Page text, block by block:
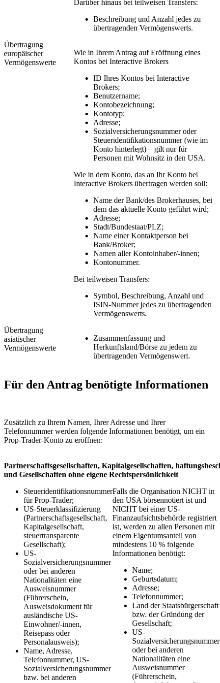
Darüber hinaus bei teilweisen Transfers:
Beschreibung und Anzahl jedes zu
übertragenden Vermögenswerts.
Übertragung
europäischer
Vermögenswerte
Wie in Ihrem Antrag auf Eröffnung eines
Kontos bei Interactive Brokers
ID Ihres Kontos bei Interactive
Brokers;
Benutzername;
Kontobezeichnung;
Kontotyp;
Adresse;
Sozialversicherungsnummer oder
Steueridentifikationsnummer (wie im
Konto hinterlegt) – gilt nur für
Personen mit Wohnsitz in den USA.
Wie in dem Konto, das an Ihr Konto bei
Interactive Brokers übertragen werden soll:
Name der Bank/des Brokerhauses, bei
dem das aktuelle Konto geführt wird;
Adresse;
Stadt/Bundestaat/PLZ;
Name einer Kontaktperson bei
Bank/Broker;
Namen aller Kontoinhaber/-innen;
Kontonummer.
Bei teilweisen Transfers:
Symbol, Beschreibung, Anzahl und
ISIN-Nummer jedes zu übertragenden
Vermögenswerts.
Übertragung
asiatischer
Vermögenswerte
Zusammenfassung und
Herkunftsland/Börse zu jedem zu
übertragenden Vermögenswert.
Für den Antrag benötigte Informationen
Zusätzlich zu Ihrem Namen, Ihrer Adresse und Ihrer
Telefonnummer werden folgende Informationen benötigt, um ein
Prop-Trader-Konto zu eröffnen:
Partnerschaftsgesellschaften, Kapitalgesellschaften,
und Gesellschaften ohne eigene Rechtspersönlichkeit
Steueridentifikationsnummer
für Prop-Trader;
US-Steuerklassifizierung
(Partnerschaftsgesellschaft,
Kapitalgesellschaft,
steuertransparente
Gesellschaft);
US-
Sozialversicherungsnummer
oder bei anderen
Nationalitäten eine
Ausweisnummer
(Führerschein,
Ausweisdokument für
ausländische US-
Einwohner/-innen,
Reisepass oder
Personalausweis);
Name, Adresse,
Telefonnummer, US-
Sozialversicherungsnummer
bzw. bei anderen
Falls die Organisation NICHT in
den USA börsennotiert ist und
NICHT bei einer US-
Finanzaufsichtsbehörde registriert
ist, werden zu allen Personen mit
einem Eigentumsanteil von
mindestens 10 % folgende
Informationen benötigt:
Name;
Geburtsdatum;
Adresse;
Telefonnummer;
Land der Staatsbürgerschaft
bzw. der Gründung der
Gesellschaft;
US-
Sozialversicherungsnummer
oder bei anderen
Nationalitäten eine
Ausweisnummer
(Führerschein,